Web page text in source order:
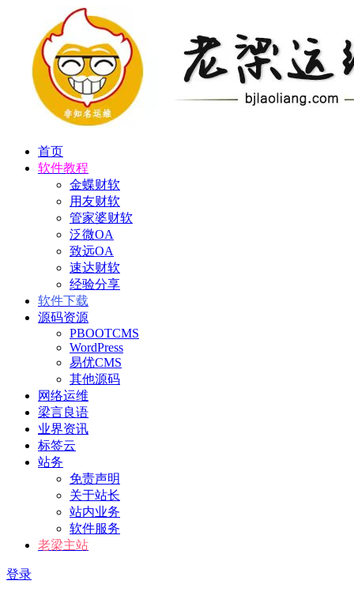
首页
软件教程
金蝶财软
用友财软
管家婆财软
泛微OA
致远OA
速达财软
经验分享
软件下载
源码资源
PBOOTCMS
WordPress
易优CMS
其他源码
网络运维
梁言良语
业界资讯
标签云
站务
免责声明
关于站长
站内业务
软件服务
老梁主站
登录